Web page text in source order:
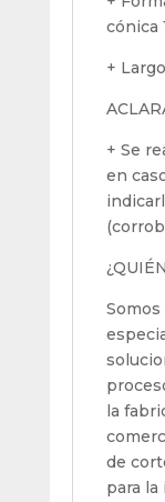
cónica
+
+ Se
en
la
de
para